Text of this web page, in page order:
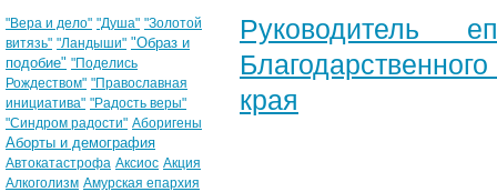
Руководитель
края
"Вера и дело" "Душа" "Золотой
витязь" "Ландыши" "Образ и
подобие" "Поделись
Рождеством" "Православная
инициатива" "Радость веры"
"Синдром радости" Аборигены
Аборты и демография
Автокатастрофа Аксиос Акция
Алкоголизм Амурская епархия